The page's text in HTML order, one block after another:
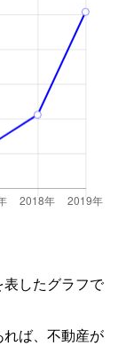
したグラフで
ば、不動産が